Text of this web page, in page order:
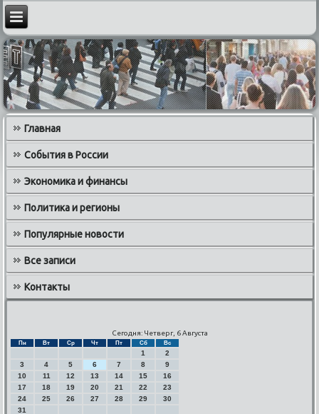
Главная
События в России
Экономика и финансы
Политика и регионы
Популярные новости
Все записи
Контакты
Сегодня: Четверг, 6 Августа
Пн Вт Ср Чт Пт Сб Вс
1
2
3
4 5 6 7 8
9
10
11 12 13 14 15
16
17
18 19 20 21 22
23
24
25 26 27 28 29
30
31